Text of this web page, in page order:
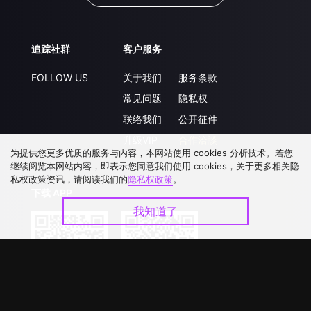
追踪社群
FOLLOW US
客户服务
关于我们
常见问题
联络我们
服务条款
隐私权
公开征件
为提供您更多优质的服务与内容，本网站使用 cookies 分析技术。若您
继续阅览本网站内容，即表示您同意我们使用 cookies，关于更多相关隐
私权政策资讯，请阅读我们的隐私权政策。
我知道了